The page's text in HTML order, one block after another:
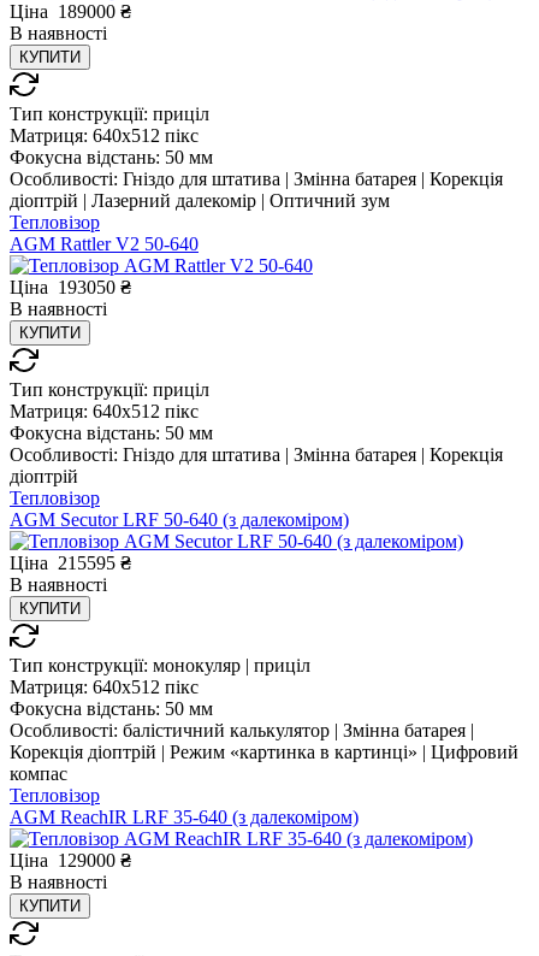
Ціна 189000 ₴
В наявності
КУПИТИ
Тип конструкції: приціл
Матриця: 640x512 пікс
Фокусна відстань: 50 мм
Особливості: Гніздо для штатива | Змінна батарея | Корекція
діоптрій | Лазерний далекомір | Оптичний зум
Тепловізор
AGM Rattler V2 50-640
Ціна 193050 ₴
В наявності
КУПИТИ
Тип конструкції: приціл
Матриця: 640x512 пікс
Фокусна відстань: 50 мм
Особливості: Гніздо для штатива | Змінна батарея | Корекція
діоптрій
Тепловізор
AGM Secutor LRF 50-640 (з далекоміром)
Ціна 215595 ₴
В наявності
КУПИТИ
Тип конструкції: монокуляр | приціл
Матриця: 640x512 пікс
Фокусна відстань: 50 мм
Особливості: балістичний калькулятор | Змінна батарея |
Корекція діоптрій | Режим «картинка в картинці» | Цифровий
компас
Тепловізор
AGM ReachIR LRF 35-640 (з далекоміром)
Ціна 129000 ₴
В наявності
КУПИТИ